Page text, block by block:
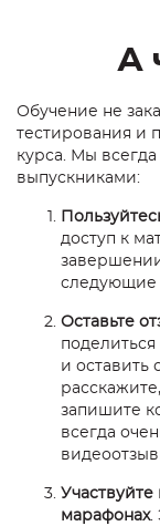
А
Обучение не
тестирования и
курса. Мы
выпускниками:
доступ к
следующие
Оставьте
и оставить
запишите
всегда
марафонах.